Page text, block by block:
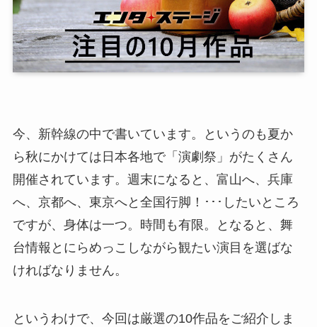
今、新幹線の中で書いています。というのも夏か
ら秋にかけては日本各地で「演劇祭」がたくさん
開催されています。週末になると、富山へ、兵庫
へ、京都へ、東京へと全国行脚！･･･したいところ
ですが、身体は一つ。時間も有限。となると、舞
台情報とにらめっこしながら観たい演目を選ばな
ければなりません。
というわけで、今回は厳選の10作品をご紹介しま